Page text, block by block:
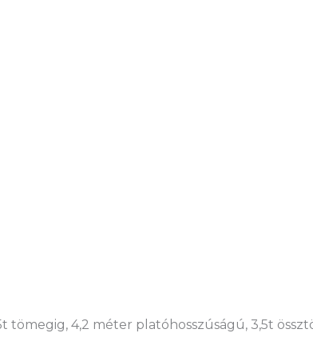
tömegig, 4,2 méter platóhosszúságú, 3,5t